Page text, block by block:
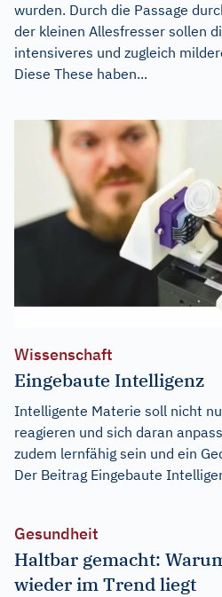
wurden. Durch die Passage
der kleinen Allesfresser sollen
intensiveres und zugleich
Diese These haben...
Wissenschaft
Eingebaute Intelligenz
Intelligente Materie soll nicht
reagieren und sich daran
zudem lernfähig sein und ein
Der Beitrag Eingebaute
Gesundheit
Haltbar gemacht:
wieder im Trend liegt